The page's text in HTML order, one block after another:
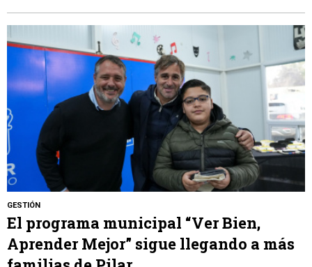
GESTIÓN
El programa municipal “Ver Bien,
Aprender Mejor” sigue llegando a más